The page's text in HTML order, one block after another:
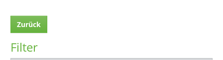
Zurück
Filter